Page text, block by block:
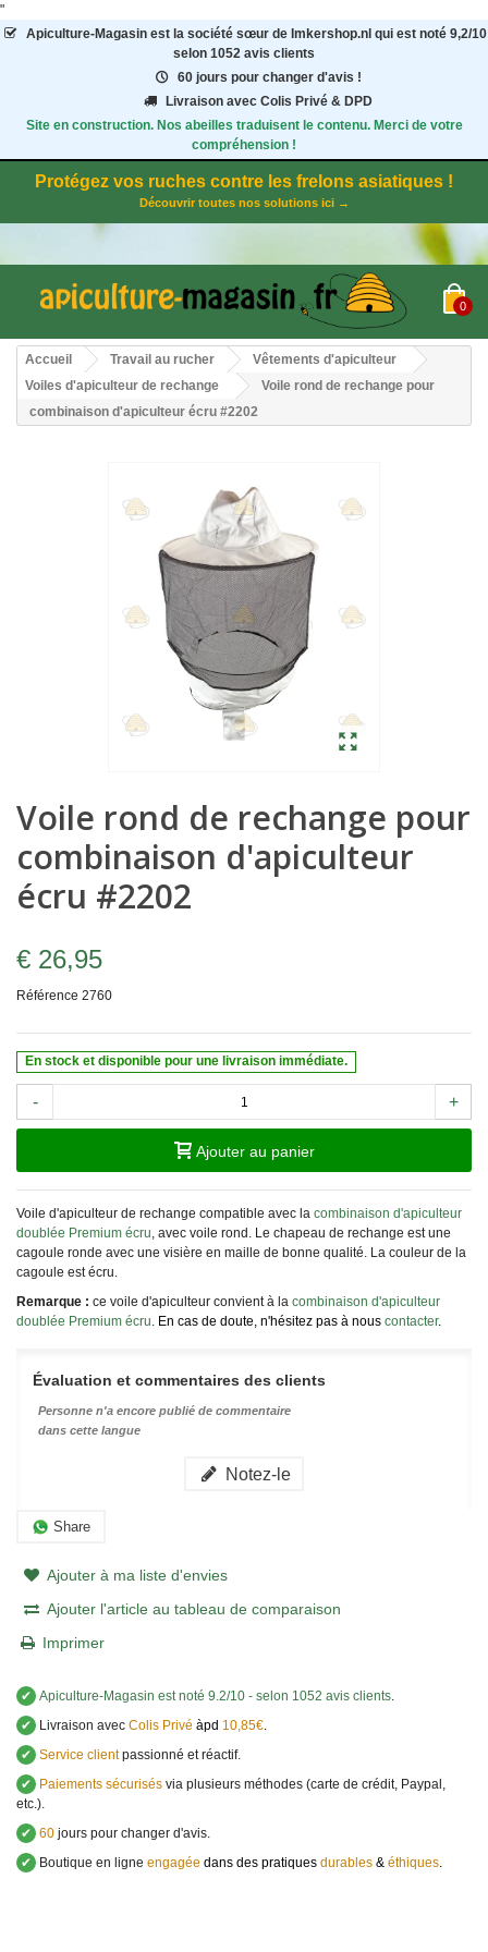
"
Apiculture-Magasinest la société sœur de Imkershop.nl qui est noté 9,2/10
selon 1052 avis clients
60 jours pour changer d'avis !
Livraison avec Colis Privé & DPD
Site en construction. Nos abeilles traduisent le contenu. Merci de votre
compréhension !
Protégez vos ruches contre les frelons asiatiques !
Découvrir toutes nos solutions ici →
0
Accueil Travail au rucher
Vêtements d'apiculteur
Voiles d'apiculteur de rechange
Voile rond de rechange pour
combinaison d'apiculteur écru #2202
Voile rond de rechange pour
combinaison d'apiculteur
écru #2202
€ 26,95
Référence 2760
En stock et disponible pour une livraison immédiate.
- +
Ajouter au panier
Voile d'apiculteur de rechange compatible avec la combinaison d'apiculteur
doublée Premium écru, avec voile rond. Le chapeau de rechange est une
cagoule ronde avec une visière en maille de bonne qualité. La couleur de la
cagoule est écru.
Remarque : ce voile d'apiculteur convient à la combinaison d'apiculteur
doublée Premium écru. En cas de doute, n'hésitez pas à nous contacter.
Évaluation et commentaires des clients
Personne n'a encore publié de commentaire
dans cette langue
Notez-le
Share
Ajouter à ma liste d'envies
Ajouter l'article au tableau de comparaison
Imprimer
✔ Apiculture-Magasin est noté 9.2/10 - selon 1052 avis clients.
✔
Livraison avec Colis Privé àpd 10,85€.
✔ Service clientpassionné et réactif.
✔
Paiements sécurisés via plusieurs méthodes (carte de crédit, Paypal,
etc.).
✔ 60 jours pour changer d'avis.
✔
Boutique en ligne engagée dans des pratiques durables & éthiques.